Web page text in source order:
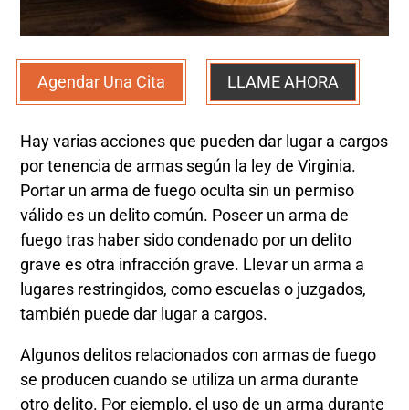
Agendar Una Cita LLAME AHORA
Hay varias acciones que pueden dar lugar a cargos
por tenencia de armas según la ley de Virginia.
Portar un arma de fuego oculta sin un permiso
válido es un delito común. Poseer un arma de
fuego tras haber sido condenado por un delito
grave es otra infracción grave. Llevar un arma a
lugares restringidos, como escuelas o juzgados,
también puede dar lugar a cargos.
Algunos delitos relacionados con armas de fuego
se producen cuando se utiliza un arma durante
otro delito. Por ejemplo, el uso de un arma durante